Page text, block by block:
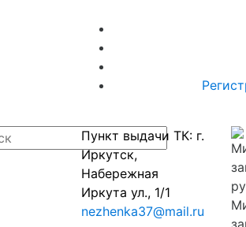
Пункт выдачи ТК: г.
Иркутск,
Набережная
Иркута ул., 1/1
nezhenka37@mail.ru